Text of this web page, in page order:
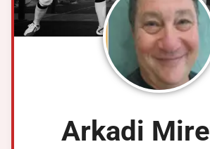
Arkadi